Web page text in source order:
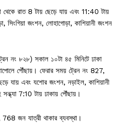
থেকে রাত 8 টায় ছেড়ে যায় এবং 11:40 টায়
সিংগিয়া জংশন, লোহাগোড়া, কাশিয়ানী জংশন
নং ৮২৮) সকাল ১০টা ৪৫ মিনিটে ঢাকা
পৌঁছায়। ফেরার সময় ট্রেন নং 827,
যায় এবং যশোর জংশন, নড়াইল, কাশিয়ানী
7:10 টায় ঢাকায় পৌঁছায়।
768 জন যাত্রী থাকার ব্যবস্থা।